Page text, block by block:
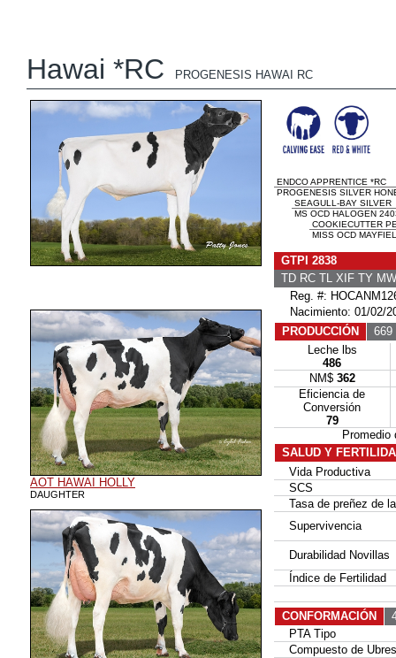
Hawai *RC PROGENESIS HAWAI RC
AOT HAWAI HOLLY
DAUGHTER
ENDCO APPRENTICE *RC
PROGENESIS SILVER
SEAGULL-BAY SILVER
MS OCD HALOGEN
COOKIECUTTER
MISS OCD
GTPI 2838
TD RC TL XIF TY
Reg. #:
Nacimiento: 01/02/
PRODUCCIÓN
669
Leche lbs
486
NM$ 362
Eficiencia de
Conversión
79
SALUD Y
Vida Productiva
SCS
Tasa de preñez de
Supervivencia
Durabilidad Novillas
Índice de Fertilidad
CONFORMACIÓN
PTA Tipo
Compuesto de Ubres